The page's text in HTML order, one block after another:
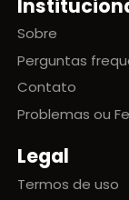
Sobre
Perguntas
Contato
Problemas ou
Legal
Termos de uso